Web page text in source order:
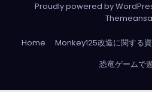
Proudly powered by
Home Monkey125改造に関する
恐竜ゲームで